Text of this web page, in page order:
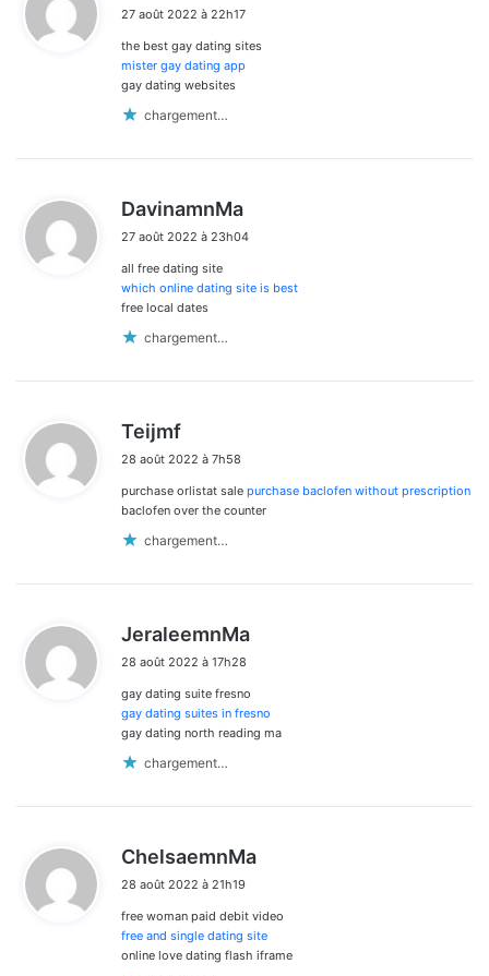
t
:
27 août 2022 à 22h17
the best gay dating sites
mister gay dating app
gay dating websites
chargement…
DavinamnMa
t
:
27 août 2022 à 23h04
all free dating site
which online dating site is best
free local dates
chargement…
Teijmf
t
:
28 août 2022 à 7h58
purchase orlistat sale purchase baclofen without prescription
baclofen over the counter
chargement…
JeraleemnMa
:
28 août 2022 à 17h28
gay dating suite fresno
gay dating suites in fresno
gay dating north reading ma
chargement…
ChelsaemnMa
:
28 août 2022 à 21h19
free woman paid debit video
free and single dating site
online love dating flash iframe